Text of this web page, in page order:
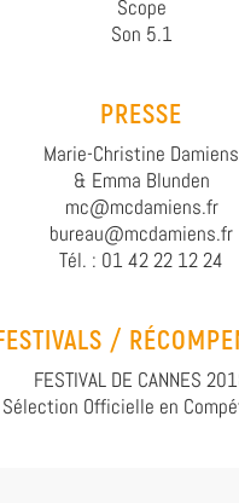
Scope
Son 5.1
PRESSE
Marie-Christine Damiens
& Emma Blunden
mc@mcdamiens.fr
bureau@mcdamiens.fr
Tél. : 01 42 22 12 24
/
FESTIVAL DE CANNES
Sélection Officielle en